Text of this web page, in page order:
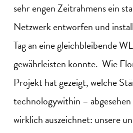
sehr engen Zeitrahmens ein
Netzwerk entworfen und
Tag an eine gleichbleibende
gewährleisten konnte. Wie
Projekt hat gezeigt, welche
technologywithin –
wirklich auszeichnet: unsere